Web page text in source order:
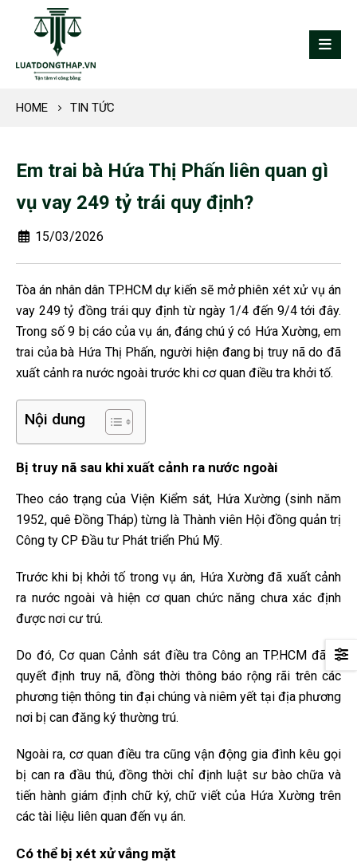
HOME TIN TỨC
Em trai bà Hứa Thị Phấn liên quan gì
vụ vay 249 tỷ trái quy định?
15/03/2026
Tòa án nhân dân TP.HCM dự kiến sẽ mở phiên xét xử vụ án
vay 249 tỷ đồng trái quy định từ ngày 1/4 đến 9/4 tới đây.
Trong số 9 bị cáo của vụ án, đáng chú ý có Hứa Xường, em
trai của bà Hứa Thị Phấn, người hiện đang bị truy nã do đã
xuất cảnh ra nước ngoài trước khi cơ quan điều tra khởi tố.
Nội dung
Bị truy nã sau khi xuất cảnh ra nước ngoài
Theo cáo trạng của Viện Kiểm sát, Hứa Xường (sinh năm
1952, quê Đồng Tháp) từng là Thành viên Hội đồng quản trị
Công ty CP Đầu tư Phát triển Phú Mỹ.
Trước khi bị khởi tố trong vụ án, Hứa Xường đã xuất cảnh
ra nước ngoài và hiện cơ quan chức năng chưa xác định
được nơi cư trú.
Do đó, Cơ quan Cảnh sát điều tra Công an TP.HCM đã ra
quyết định truy nã, đồng thời thông báo rộng rãi trên các
phương tiện thông tin đại chúng và niêm yết tại địa phương
nơi bị can đăng ký thường trú.
Ngoài ra, cơ quan điều tra cũng vận động gia đình kêu gọi
bị can ra đầu thú, đồng thời chỉ định luật sư bào chữa và
tiến hành giám định chữ ký, chữ viết của Hứa Xường trên
các tài liệu liên quan đến vụ án.
Có thể bị xét xử vắng mặt